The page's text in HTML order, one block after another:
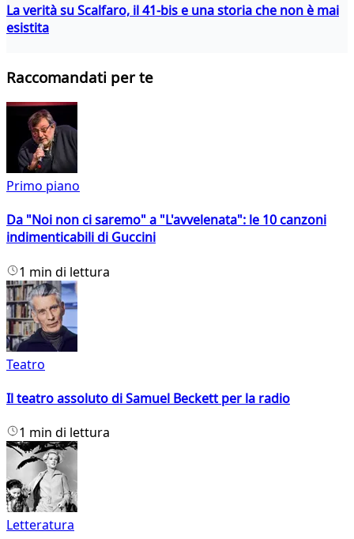
La verità su Scalfaro, il 41-bis e una storia che non è mai
esistita
Raccomandati per te
Primo piano
Da "Noi non ci saremo" a "L'avvelenata": le 10 canzoni
indimenticabili di Guccini
1 min di lettura
Teatro
Il teatro assoluto di Samuel Beckett per la radio
1 min di lettura
Letteratura